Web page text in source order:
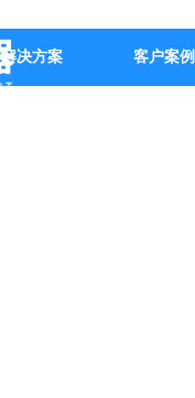
解决方案 客户案例